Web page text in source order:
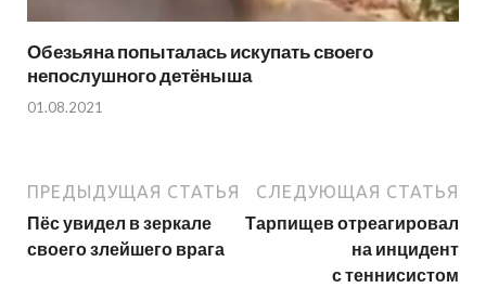
Обезьяна попыталась искупать своего
непослушного детёныша
01.08.2021
ПРЕДЫДУЩАЯ СТАТЬЯ
Пёс увидел в зеркале
своего злейшего врага
СЛЕДУЮЩАЯ СТАТЬЯ
Тарпищев отреагировал
на инцидент
с теннисистом